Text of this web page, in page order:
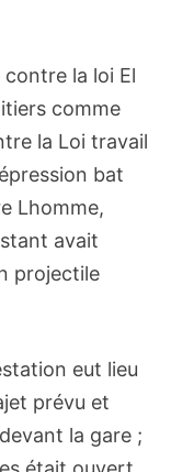
la loi El
comme
la Loi travail
bat
Lhomme,
avait
projectile
eut lieu
prévu et
la gare ;